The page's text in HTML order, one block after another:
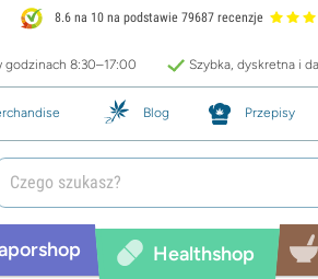
8.6 na 10 na podstawie 79687 recenzje
godzinach 8:30–17:00 Szybka, dyskretna i
Blog Przepisy
Healthshop